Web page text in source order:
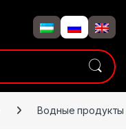
Водные продукты